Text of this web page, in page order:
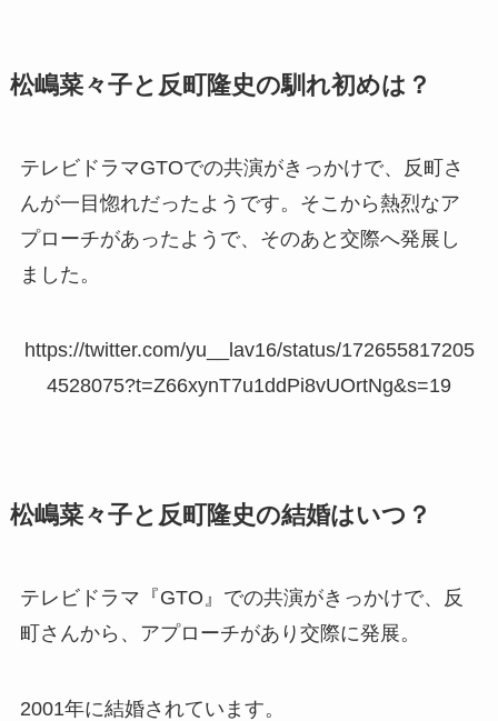
松嶋菜々子と反町隆史の馴れ初めは？
テレビドラマGTOでの共演がきっかけで、反町さ
んが一目惚れだったようです。そこから熱烈なア
プローチがあったようで、そのあと交際へ発展し
ました。
https://twitter.com/yu__lav16/status/172655817205
4528075?t=Z66xynT7u1ddPi8vUOrtNg&s=19
松嶋菜々子と反町隆史の結婚はいつ？
テレビドラマ『GTO』での共演がきっかけで、反
町さんから、アプローチがあり交際に発展。
2001年に結婚されています。